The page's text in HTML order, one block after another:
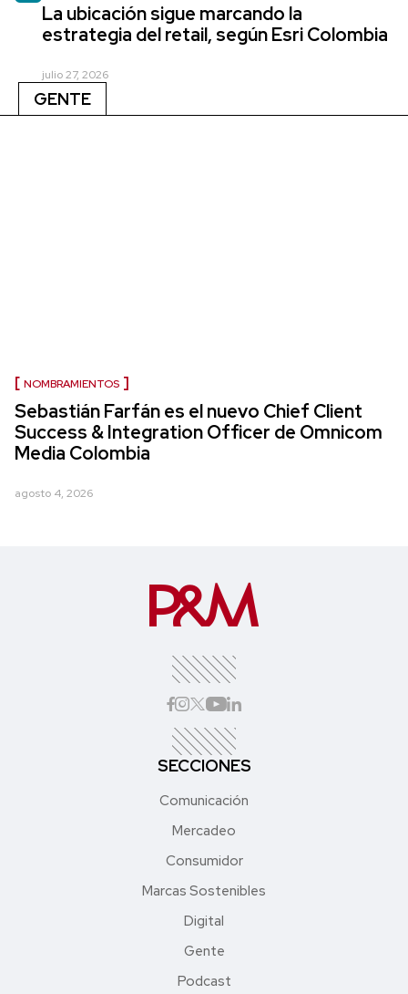
La ubicación sigue marcando la
estrategia del retail, según Esri Colombia
julio 27, 2026
GENTE
NOMBRAMIENTOS
Sebastián Farfán es el nuevo Chief Client
Success & Integration Officer de Omnicom
Media Colombia
agosto 4, 2026
SECCIONES
Comunicación
Mercadeo
Consumidor
Marcas Sostenibles
Digital
Gente
Podcast